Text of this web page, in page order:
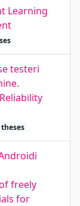
Learning
testeri
freely
for